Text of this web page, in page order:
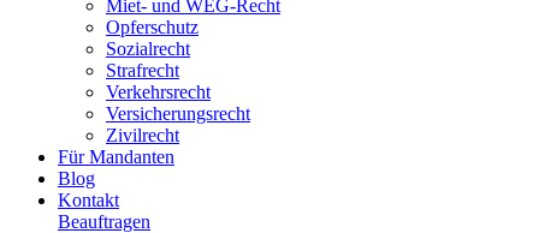
Miet- und WEG-Recht
Opferschutz
Sozialrecht
Strafrecht
Verkehrsrecht
Versicherungsrecht
Zivilrecht
Für Mandanten
Blog
Kontakt
Beauftragen